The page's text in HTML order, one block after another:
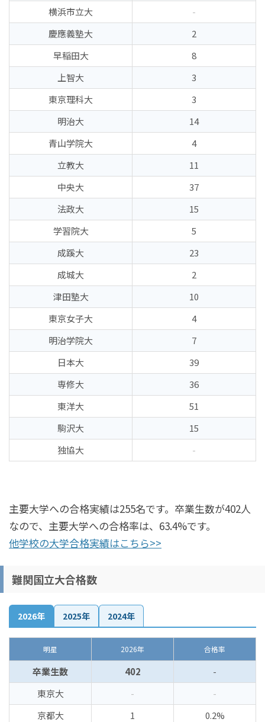
横浜市立大
-
慶應義塾大
2
早稲田大
8
上智大
3
東京理科大
3
明治大
14
青山学院大
4
立教大
11
中央大
37
法政大
15
学習院大
5
成蹊大
23
成城大
2
津田塾大
10
東京女子大
4
明治学院大
7
日本大
39
専修大
36
東洋大
51
駒沢大
15
独協大
-
主要大学への合格実績は255名です。卒業生数が402人
なので、主要大学への合格率は、63.4%です。
他学校の大学合格実績はこちら>>
難関国立大合格数
2026年 2025年 2024年
明星 2026年 合格率
卒業生数 402
-
東京大
-
-
京都大
1
0.2%